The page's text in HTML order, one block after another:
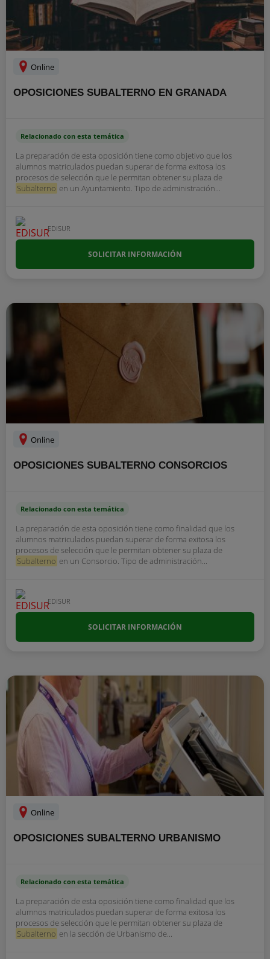
Online
OPOSICIONES SUBALTERNO EN GRANADA
Relacionado con esta temática
La preparación de esta oposición tiene como objetivo que los
alumnos matriculados puedan superar de forma exitosa los
procesos de selección que le permitan obtener su plaza de
Subalterno en un Ayuntamiento. Tipo de administración...
EDISUR
SOLICITAR INFORMACIÓN
Online
OPOSICIONES SUBALTERNO CONSORCIOS
Relacionado con esta temática
La preparación de esta oposición tiene como finalidad que los
alumnos matriculados puedan superar de forma exitosa los
procesos de selección que le permitan obtener su plaza de
Subalterno en un Consorcio. Tipo de administración...
EDISUR
SOLICITAR INFORMACIÓN
Online
OPOSICIONES SUBALTERNO URBANISMO
Relacionado con esta temática
La preparación de esta oposición tiene como finalidad que los
alumnos matriculados puedan superar de forma exitosa los
procesos de selección que le permitan obtener su plaza de
Subalterno en la sección de Urbanismo de...